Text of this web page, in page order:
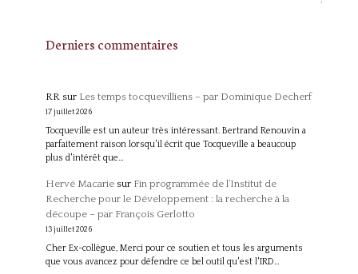
Derniers commentaires
RRsur Les temps tocquevilliens – par Dominique Decherf
17 juillet 2026
Tocqueville est un auteur très intéressant. Bertrand Renouvin a
parfaitement raison lorsqu'il écrit que Tocqueville a beaucoup
plus d'intérêt que…
Hervé Macariesur Fin programmée de l’Institut de
Recherche pour le Développement : la recherche à la
découpe – par François Gerlotto
13 juillet 2026
Cher Ex-collègue, Merci pour ce soutien et tous les arguments
que vous avancez pour défendre ce bel outil qu'est l'IRD…